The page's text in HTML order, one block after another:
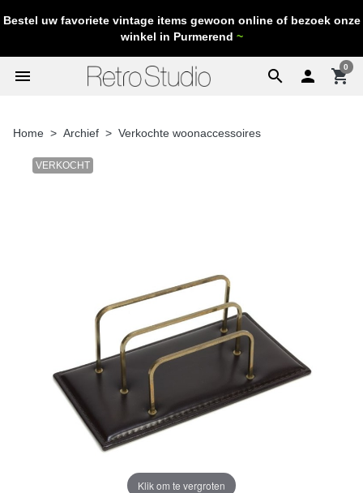
Bestel uw favoriete vintage items gewoon online of bezoek onze
winkel in Purmerend ~
search
menu  shopping_cart
0
Home Archief Verkochte woonaccessoires
VERKOCHT
Klik om te vergroten